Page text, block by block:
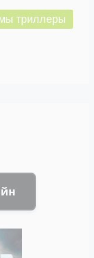
триллеры